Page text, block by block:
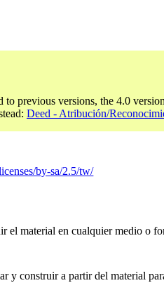
previous versions, the 4.0
Deed - Atribución/
by-sa/2.5/tw/
material en cualquier medio o
y construir a partir del material